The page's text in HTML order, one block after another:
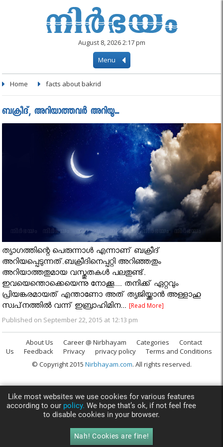
August 8, 2026 2:17 pm
Menu
Home facts about bakrid
ബക്രീദ്, അറിയാത്തവര്‍ അറിയൂ...
ത്യാഗത്തിന്റെ പെരുന്നാള്‍ എന്നാണ് ബക്രീദ്
അറിയപ്പെടുന്നത്.ബക്രീദിനെപ്പറ്റി അറിഞ്ഞതും
അറിയാത്തതുമായ വസ്തുതകള്‍ പലതുണ്ട്.
ഇവയെന്തൊക്കെയെന്നു നോക്കൂ.... തനിക്ക് ഏറ്റവും
പ്രിയങ്കരമായത് എന്താണോ അത് ത്യജിയ്ക്കാന്‍ അള്ളാഹു
സ്വപ്‌നത്തില്‍ വന്ന് ഇബ്രാഹിമിന...[Read More]
Published on September 22, 2015 at 12:13 pm
About Us Career @ Nirbhayam Categories
Contact
Us
Feedback Privacy privacy policy
Terms and Conditions
© Copyright 2015 Nirbhayam.com. All rights reserved.
Like most websites we use cookies for various features
according to our policy. We hope that’s ok, if not feel free
to disable cookies in your browser.
Nah! Cookies are fine!